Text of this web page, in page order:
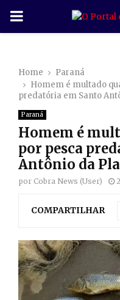
P
M
A
R
M
E
Home
Paraná
Homem é multado
predatória em Santo
Paraná
Homem é
por pesca
Antônio da
por Cobra News (User)
COMPARTILHAR